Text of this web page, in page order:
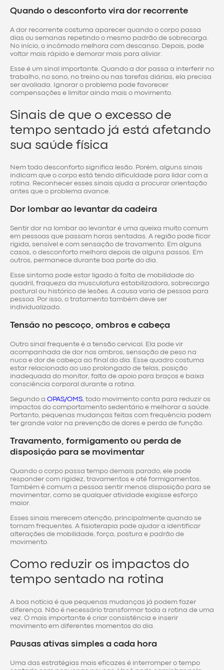
Quando o desconforto vira dor recorrente
A dor recorrente costuma aparecer quando o corpo passa
dias ou semanas repetindo o mesmo padrão de sobrecarga.
No início, o incômodo melhora com descanso. Depois, pode
voltar mais rápido e demorar mais para aliviar.
Esse é um sinal importante. Quando a dor passa a interferir no
trabalho, no sono, no treino ou nas tarefas diárias, ela precisa
ser avaliada. Ignorar o problema pode favorecer
compensações e limitar ainda mais o movimento.
Sinais de que o excesso de
tempo sentado já está afetando
sua saúde física
Nem todo desconforto significa lesão. Porém, alguns sinais
indicam que o corpo está tendo dificuldade para lidar com a
rotina. Reconhecer esses sinais ajuda a procurar orientação
antes que o problema avance.
Dor lombar ao levantar da cadeira
Sentir dor na lombar ao levantar é uma queixa muito comum
em pessoas que passam horas sentadas. A região pode ficar
rígida, sensível e com sensação de travamento. Em alguns
casos, o desconforto melhora depois de alguns passos. Em
outros, permanece durante boa parte do dia.
Esse sintoma pode estar ligado à falta de mobilidade do
quadril, fraqueza da musculatura estabilizadora, sobrecarga
postural ou histórico de lesões. A causa varia de pessoa para
pessoa. Por isso, o tratamento também deve ser
individualizado.
Tensão no pescoço, ombros e cabeça
Outro sinal frequente é a tensão cervical. Ela pode vir
acompanhada de dor nos ombros, sensação de peso na
nuca e dor de cabeça ao final do dia. Esse quadro costuma
estar relacionado ao uso prolongado de telas, posição
inadequada do monitor, falta de apoio para braços e baixa
consciência corporal durante a rotina.
Segundo a OPAS/OMS, todo movimento conta para reduzir os
impactos do comportamento sedentário e melhorar a saúde.
Portanto, pequenas mudanças feitas com frequência podem
ter grande valor na prevenção de dores e perda de função.
Travamento, formigamento ou perda de
disposição para se movimentar
Quando o corpo passa tempo demais parado, ele pode
responder com rigidez, travamentos e até formigamentos.
Também é comum a pessoa sentir menos disposição para se
movimentar, como se qualquer atividade exigisse esforço
maior.
Esses sinais merecem atenção, principalmente quando se
tornam frequentes. A fisioterapia pode ajudar a identificar
alterações de mobilidade, força, postura e padrão de
movimento.
Como reduzir os impactos do
tempo sentado na rotina
A boa notícia é que pequenas mudanças já podem fazer
diferença. Não é necessário transformar toda a rotina de uma
vez. O mais importante é criar consistência e inserir
movimento em diferentes momentos do dia.
Pausas ativas simples a cada hora
Uma das estratégias mais eficazes é interromper o tempo